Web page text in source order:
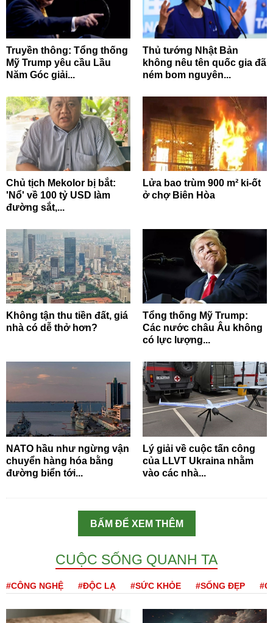
Truyền thông: Tổng thống
Mỹ Trump yêu cầu Lầu
Năm Góc giải...
Thủ tướng Nhật Bản
không nêu tên quốc gia đã
ném bom nguyên...
Chủ tịch Mekolor bị bắt:
'Nổ' về 100 tỷ USD làm
đường sắt,...
Lửa bao trùm 900 m² ki-ốt
ở chợ Biên Hòa
Không tận thu tiền đất, giá
nhà có dễ thở hơn?
Tổng thống Mỹ Trump:
Các nước châu Âu không
có lực lượng...
NATO hầu như ngừng vận
chuyển hàng hóa bằng
đường biển tới...
Lý giải về cuộc tấn công
của LLVT Ukraina nhằm
vào các nhà...
BẤM ĐỂ XEM THÊM
CUỘC SỐNG QUANH TA
#CÔNG NGHỆ #ĐỘC LẠ #SỨC KHỎE #SỐNG ĐẸP